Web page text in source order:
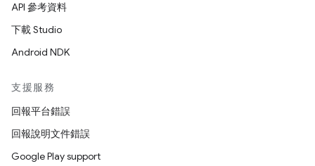
API 參考資料
下載 Studio
Android NDK
支援服務
回報平台錯誤
回報說明文件錯誤
Google Play support